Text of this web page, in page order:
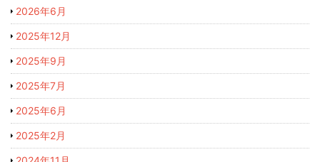
2026年6月
2025年12月
2025年9月
2025年7月
2025年6月
2025年2月